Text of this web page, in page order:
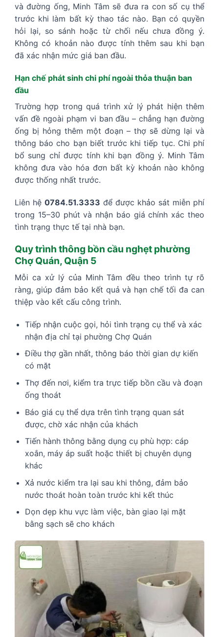
và đường ống, Minh Tâm sẽ đưa ra con số cụ thể
trước khi làm bất kỳ thao tác nào. Bạn có quyền
hỏi lại, so sánh hoặc từ chối nếu chưa đồng ý.
Không có khoản nào được tính thêm sau khi bạn
đã xác nhận mức giá ban đầu.
Hạn chế phát sinh chi phí ngoài thỏa thuận ban
đầu
Trường hợp trong quá trình xử lý phát hiện thêm
vấn đề ngoài phạm vi ban đầu – chẳng hạn đường
ống bị hỏng thêm một đoạn – thợ sẽ dừng lại và
thông báo cho bạn biết trước khi tiếp tục. Chi phí
bổ sung chỉ được tính khi bạn đồng ý. Minh Tâm
không đưa vào hóa đơn bất kỳ khoản nào không
được thống nhất trước.
Liên hệ 0784.51.3333 để được khảo sát miễn phí
trong 15–30 phút và nhận báo giá chính xác theo
tình trạng thực tế tại nhà bạn.
Quy trình thông bồn cầu nghẹt phường
Chợ Quán, Quận 5
Mỗi ca xử lý của Minh Tâm đều theo trình tự rõ
ràng, giúp đảm bảo kết quả và hạn chế tối đa can
thiệp vào kết cấu công trình.
Tiếp nhận cuộc gọi, hỏi tình trạng cụ thể và xác
nhận địa chỉ tại phường Chợ Quán
Điều thợ gần nhất, thông báo thời gian dự kiến
có mặt
Thợ đến nơi, kiểm tra trực tiếp bồn cầu và đoạn
ống thoát
Báo giá cụ thể dựa trên tình trạng quan sát
được, chờ xác nhận của khách
Tiến hành thông bằng dụng cụ phù hợp: cáp
xoắn, máy áp suất hoặc thiết bị chuyên dụng
khác
Xả nước kiểm tra lại sau khi thông, đảm bảo
nước thoát hoàn toàn trước khi kết thúc
Dọn dẹp khu vực làm việc, bàn giao lại mặt
bằng sạch sẽ cho khách